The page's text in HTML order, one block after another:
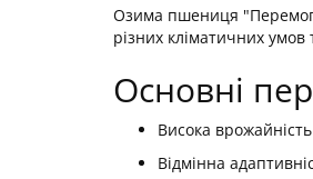
Озима пшениця
різних кліматичних умов
Основні
Висока
Відмінна